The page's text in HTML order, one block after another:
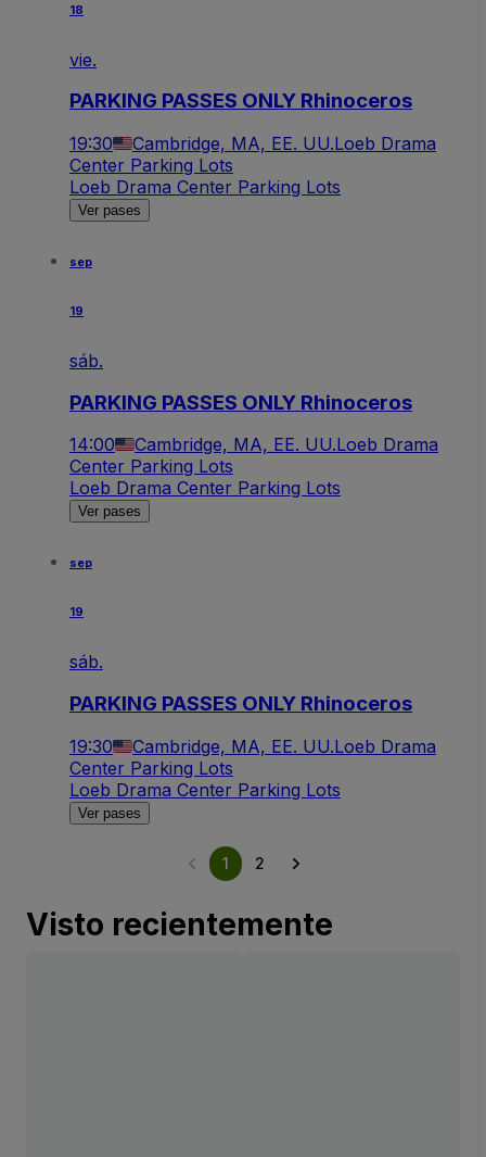
18
vie.
PARKING PASSES ONLY Rhinoceros
19:30 Cambridge, MA, EE. UU.Loeb Drama
Center Parking Lots
Loeb Drama Center Parking Lots
Ver pases
sep
19
sáb.
PARKING PASSES ONLY Rhinoceros
14:00 Cambridge, MA, EE. UU.Loeb Drama
Center Parking Lots
Loeb Drama Center Parking Lots
Ver pases
sep
19
sáb.
PARKING PASSES ONLY Rhinoceros
19:30 Cambridge, MA, EE. UU.Loeb Drama
Center Parking Lots
Loeb Drama Center Parking Lots
Ver pases
1 2
Visto recientemente